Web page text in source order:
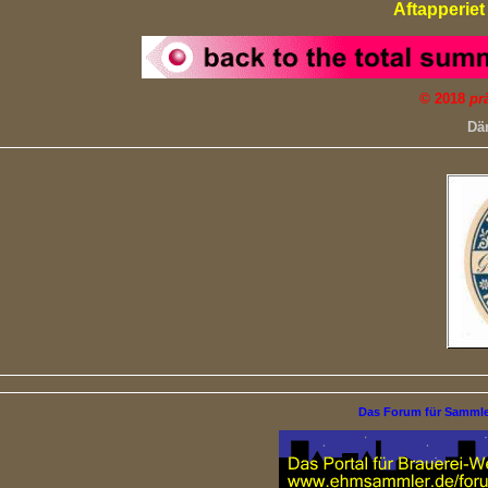
© 2018
Das Forum für